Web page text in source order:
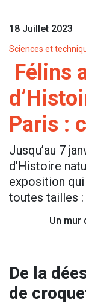
18 Juillet 2023
Sciences et
Félins
Paris :
Jusqu’au 7
d’Histoire
exposition
toutes tailles :
Un mur
De la
de